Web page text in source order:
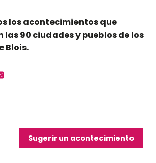
los acontecimientos que
las 90 ciudades y pueblos de los
Blois.
bleus
à Frédéricks Goldman Jones
Sugerir un acontecimiento